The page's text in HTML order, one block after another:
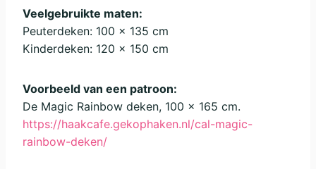
Veelgebruikte maten:
Peuterdeken: 100 x 135 cm
Kinderdeken: 120 x 150 cm
Voorbeeld van een patroon:
De Magic Rainbow deken, 100 x 165 cm.
https://haakcafe.gekophaken.nl/cal-magic-
rainbow-deken/